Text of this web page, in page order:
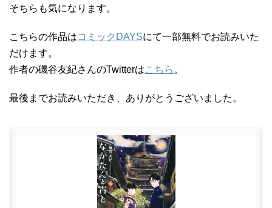
そちらも気になります。
こちらの作品はコミックDAYSにて一部無料でお読みいた
だけます。
作者の磯谷友紀さんのTwitterはこちら 。
最後までお読みいただき、ありがとうございました。